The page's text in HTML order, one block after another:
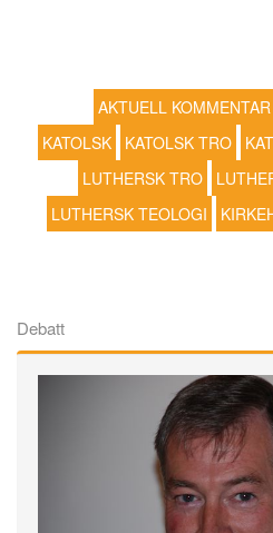
AKTUELL KOMMENTAR
KATOLSK
KATOLSK TRO
LUTHERSK TRO
LUTHERSK TEOLOGI
Debatt